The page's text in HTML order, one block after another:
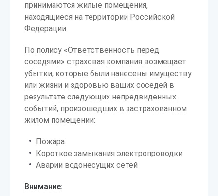
принимаются жилые помещения,
находящиеся на территории Российской
Федерации.
По полису «Ответственность перед
соседями» страховая компания возмещает
убытки, которые были нанесены имуществу
или жизни и здоровью ваших соседей в
результате следующих непредвиденных
событий, произошедших в застрахованном
жилом помещении:
Пожара
Короткое замыкания электропроводки
Аварии водонесущих сетей
Внимание: